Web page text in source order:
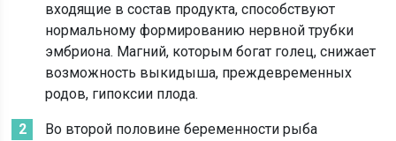
входящие в состав продукта, способствуют
нормальному формированию нервной трубки
эмбриона. Магний, которым богат голец, снижает
возможность выкидыша, преждевременных
родов, гипоксии плода.
Во второй половине беременности рыба